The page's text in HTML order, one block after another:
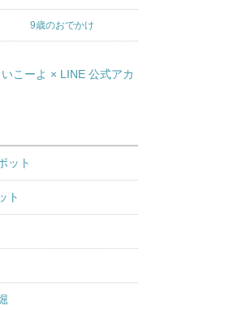
9歳のおでかけ
ット
ト